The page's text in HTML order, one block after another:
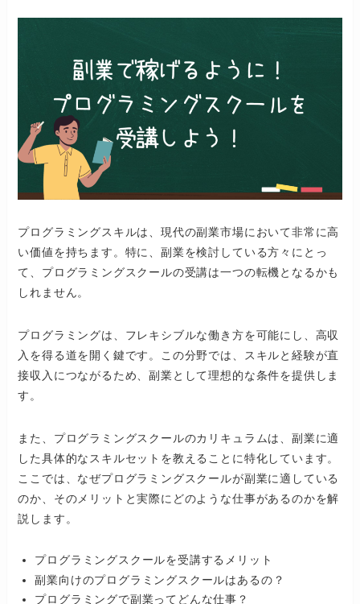
プログラミングスキルは、現代の副業市場において非常に高
い価値を持ちます。特に、副業を検討している方々にとっ
て、プログラミングスクールの受講は一つの転機となるかも
しれません。
プログラミングは、フレキシブルな働き方を可能にし、高収
入を得る道を開く鍵です。この分野では、スキルと経験が直
接収入につながるため、副業として理想的な条件を提供しま
す。
また、プログラミングスクールのカリキュラムは、副業に適
した具体的なスキルセットを教えることに特化しています。
ここでは、なぜプログラミングスクールが副業に適している
のか、そのメリットと実際にどのような仕事があるのかを解
説します。
プログラミングスクールを受講するメリット
副業向けのプログラミングスクールはあるの？
プログラミングで副業ってどんな仕事？